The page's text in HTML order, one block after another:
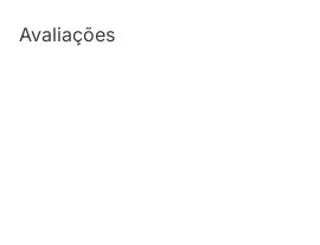
Avaliações